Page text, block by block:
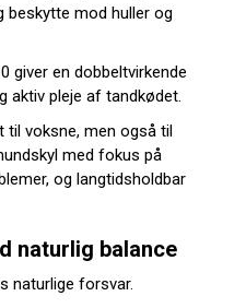
beskytte mod huller og
giver en dobbeltvirkende
aktiv pleje af tandkødet.
til voksne, men også til
med fokus på
og langtidsholdbar
naturlig balance
naturlige forsvar.